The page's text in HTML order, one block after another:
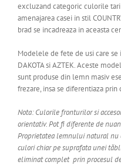
excluzand categoric culorile
amenajarea casei in stil
brad se incadreaza in aceasta
Modelele de fete de usi care se
DAKOTA si AZTEK. Aceste
sunt produse din lemn masiv
frezare, insa se diferentiaza
Nota: Culorile fronturilor si
orientativ. Pot fi diferente de
Proprietatea lemnului natural
culori chiar pe suprafata unei
eliminat complet prin procesul